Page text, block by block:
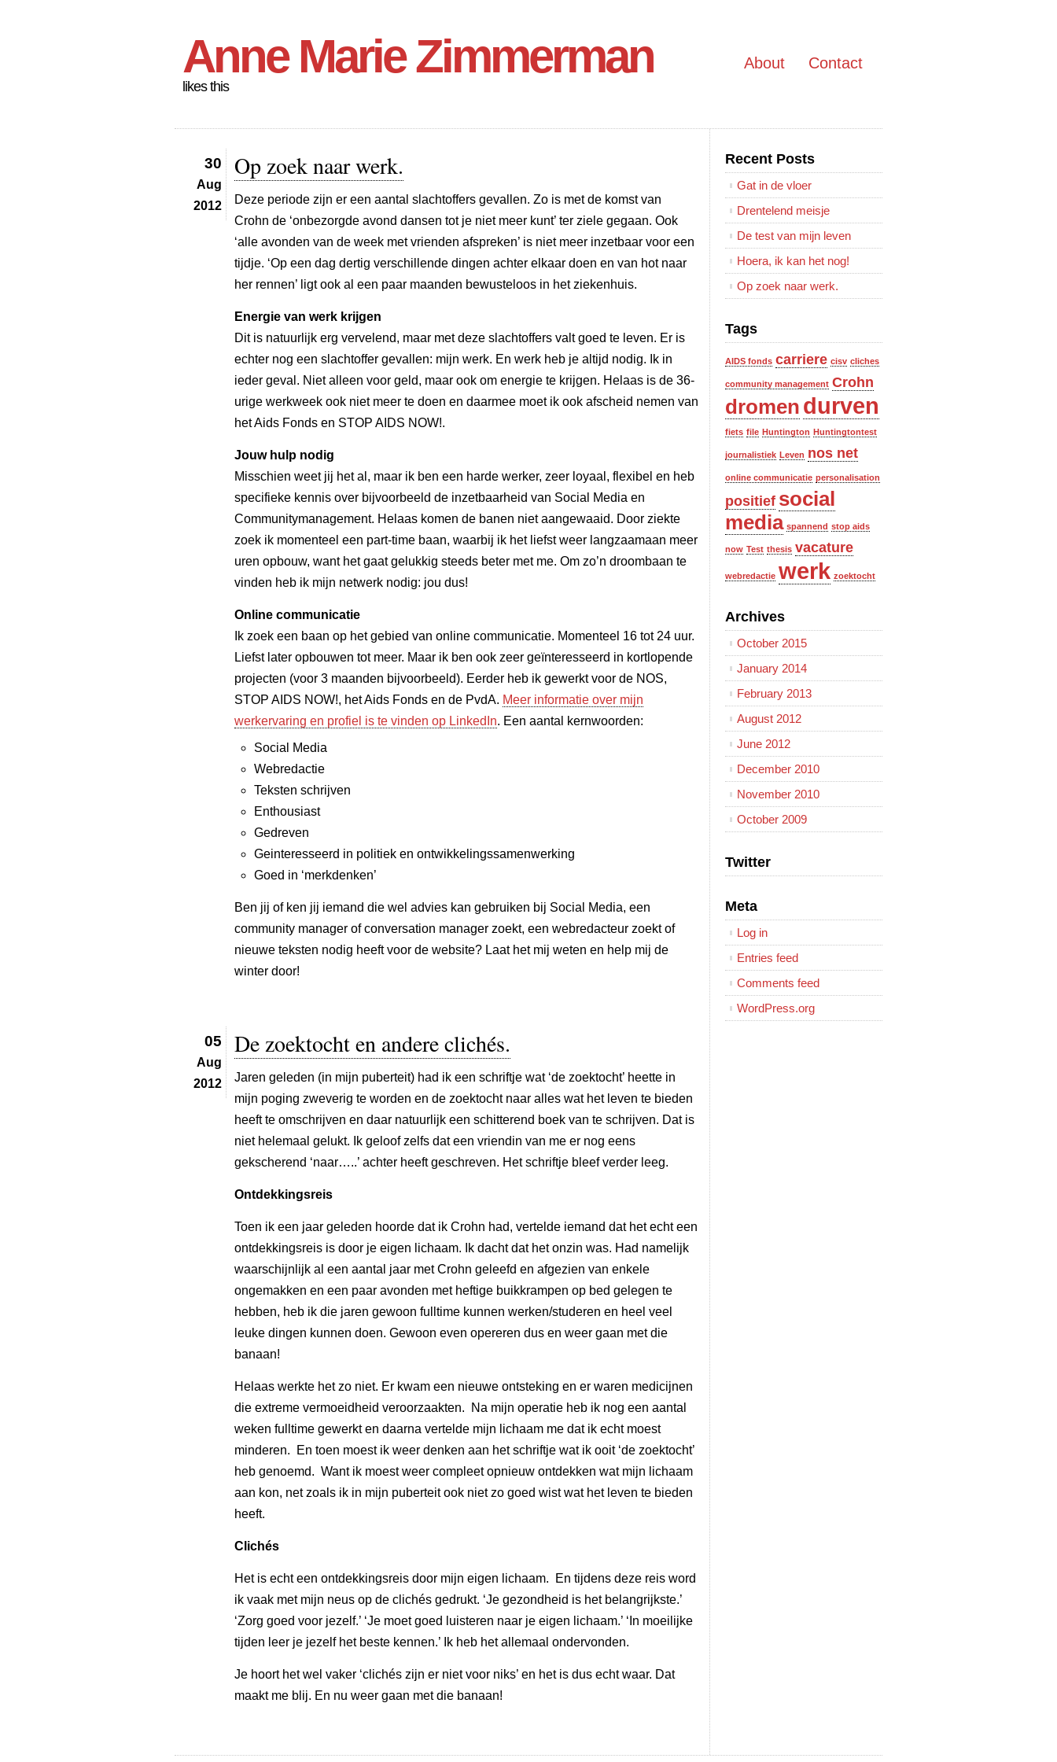
Anne Marie Zimmerman
likes this
About Contact
30
Aug
2012
Op zoek naar werk.
Deze periode zijn er een aantal slachtoffers gevallen. Zo is met de komst van
Crohn de ‘onbezorgde avond dansen tot je niet meer kunt’ ter ziele gegaan. Ook
‘alle avonden van de week met vrienden afspreken’ is niet meer inzetbaar voor een
tijdje. ‘Op een dag dertig verschillende dingen achter elkaar doen en van hot naar
her rennen’ ligt ook al een paar maanden bewusteloos in het ziekenhuis.
Energie van werk krijgen
Dit is natuurlijk erg vervelend, maar met deze slachtoffers valt goed te leven. Er is
echter nog een slachtoffer gevallen: mijn werk. En werk heb je altijd nodig. Ik in
ieder geval. Niet alleen voor geld, maar ook om energie te krijgen. Helaas is de 36-
urige werkweek ook niet meer te doen en daarmee moet ik ook afscheid nemen van
het Aids Fonds en STOP AIDS NOW!.
Jouw hulp nodig
Misschien weet jij het al, maar ik ben een harde werker, zeer loyaal, flexibel en heb
specifieke kennis over bijvoorbeeld de inzetbaarheid van Social Media en
Communitymanagement. Helaas komen de banen niet aangewaaid. Door ziekte
zoek ik momenteel een part-time baan, waarbij ik het liefst weer langzaamaan meer
uren opbouw, want het gaat gelukkig steeds beter met me. Om zo’n droombaan te
vinden heb ik mijn netwerk nodig: jou dus!
Online communicatie
Ik zoek een baan op het gebied van online communicatie. Momenteel 16 tot 24 uur.
Liefst later opbouwen tot meer. Maar ik ben ook zeer geïnteresseerd in kortlopende
projecten (voor 3 maanden bijvoorbeeld). Eerder heb ik gewerkt voor de NOS,
STOP AIDS NOW!, het Aids Fonds en de PvdA. Meer informatie over mijn
werkervaring en profiel is te vinden op LinkedIn. Een aantal kernwoorden:
Social Media
Webredactie
Teksten schrijven
Enthousiast
Gedreven
Geinteresseerd in politiek en ontwikkelingssamenwerking
Goed in ‘merkdenken’
Ben jij of ken jij iemand die wel advies kan gebruiken bij Social Media, een
community manager of conversation manager zoekt, een webredacteur zoekt of
nieuwe teksten nodig heeft voor de website? Laat het mij weten en help mij de
winter door!
05
Aug
2012
De zoektocht en andere clichés.
Jaren geleden (in mijn puberteit) had ik een schriftje wat ‘de zoektocht’ heette in
mijn poging zweverig te worden en de zoektocht naar alles wat het leven te bieden
heeft te omschrijven en daar natuurlijk een schitterend boek van te schrijven. Dat is
niet helemaal gelukt. Ik geloof zelfs dat een vriendin van me er nog eens
gekscherend ‘naar…..’ achter heeft geschreven. Het schriftje bleef verder leeg.
Ontdekkingsreis
Toen ik een jaar geleden hoorde dat ik Crohn had, vertelde iemand dat het echt een
ontdekkingsreis is door je eigen lichaam. Ik dacht dat het onzin was. Had namelijk
waarschijnlijk al een aantal jaar met Crohn geleefd en afgezien van enkele
ongemakken en een paar avonden met heftige buikkrampen op bed gelegen te
hebben, heb ik die jaren gewoon fulltime kunnen werken/studeren en heel veel
leuke dingen kunnen doen. Gewoon even opereren dus en weer gaan met die
banaan!
Helaas werkte het zo niet. Er kwam een nieuwe ontsteking en er waren medicijnen
die extreme vermoeidheid veroorzaakten. Na mijn operatie heb ik nog een aantal
weken fulltime gewerkt en daarna vertelde mijn lichaam me dat ik echt moest
minderen. En toen moest ik weer denken aan het schriftje wat ik ooit ‘de zoektocht’
heb genoemd. Want ik moest weer compleet opnieuw ontdekken wat mijn lichaam
aan kon, net zoals ik in mijn puberteit ook niet zo goed wist wat het leven te bieden
heeft.
Clichés
Het is echt een ontdekkingsreis door mijn eigen lichaam. En tijdens deze reis word
ik vaak met mijn neus op de clichés gedrukt. ‘Je gezondheid is het belangrijkste.’
‘Zorg goed voor jezelf.’ ‘Je moet goed luisteren naar je eigen lichaam.’ ‘In moeilijke
tijden leer je jezelf het beste kennen.’ Ik heb het allemaal ondervonden.
Je hoort het wel vaker ‘clichés zijn er niet voor niks’ en het is dus echt waar. Dat
maakt me blij. En nu weer gaan met die banaan!
Recent Posts
Gat in de vloer
Drentelend meisje
De test van mijn leven
Hoera, ik kan het nog!
Op zoek naar werk.
Tags
AIDS fonds carriere cisv cliches
community management Crohn
dromen durven
fiets file Huntington Huntingtontest
journalistiek Leven nos net
online communicatie personalisation
positief social
media spannend stop aids
now Test thesis vacature
webredactie werk zoektocht
Archives
October 2015
January 2014
February 2013
August 2012
June 2012
December 2010
November 2010
October 2009
Twitter
Meta
Log in
Entries feed
Comments feed
WordPress.org